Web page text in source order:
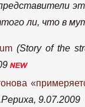
ли, что в
(Story of the
9.07.2009